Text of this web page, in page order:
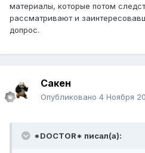
материалы, которые потом
рассматривают и
допрос.
Сакен
Опубликовано 4 Ноября
*DOCTOR* писал(а):